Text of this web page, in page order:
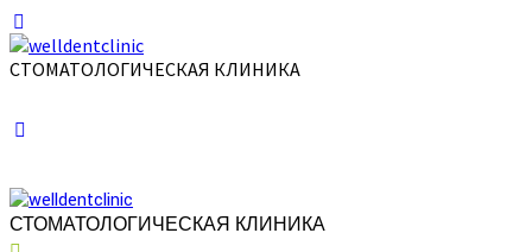
СТОМАТОЛОГИЧЕСКАЯ КЛИНИКА
СТОМАТОЛОГИЧЕСКАЯ КЛИНИКА